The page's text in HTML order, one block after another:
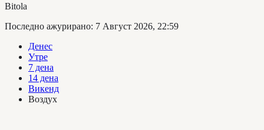
Bitola
Последно ажурирано: 7 Август 2026, 22:59
Денес
Утре
7 дена
14 дена
Викенд
Воздух